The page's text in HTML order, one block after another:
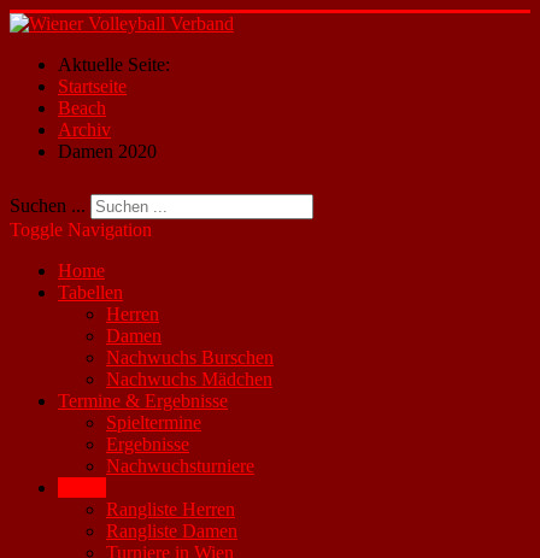
Aktuelle Seite:
Startseite
Beach
Archiv
Damen 2020
Suchen ...
Toggle Navigation
Home
Tabellen
Herren
Damen
Nachwuchs Burschen
Nachwuchs Mädchen
Termine & Ergebnisse
Spieltermine
Ergebnisse
Nachwuchsturniere
Rangliste Herren
Rangliste Damen
Turniere in Wien